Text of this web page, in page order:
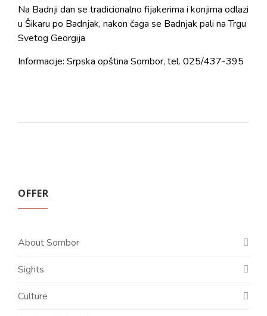
Na Badnji dan se tradicionalno fijakerima i konjima odlazi
u Šikaru po Badnjak, nakon čaga se Badnjak pali na Trgu
Svetog Georgija
Informacije: Srpska opština Sombor, tel. 025/437-395
OFFER
About Sombor
Sights
Culture